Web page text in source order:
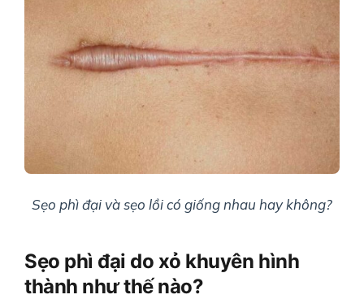
Sẹo phì đại và sẹo lồi có giống nhau hay không?
Sẹo phì đại do xỏ khuyên hình
thành như thế nào?